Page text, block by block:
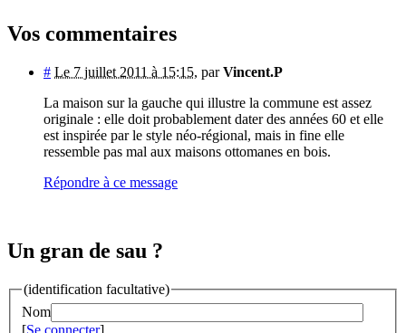
Vos commentaires
# Le 7 juillet 2011 à 15:15, parVincent.P
La maison sur la gauche qui illustre la commune est assez
originale : elle doit probablement dater des années 60 et elle
est inspirée par le style néo-régional, mais in fine elle
ressemble pas mal aux maisons ottomanes en bois.
Répondre à ce message
Un gran de sau ?
(identification facultative)
Nom
[Se connecter]